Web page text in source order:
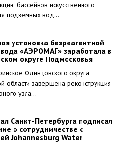
бассейнов искусственного
подземных вод...
установка безреагентной
«АЭРОМАГ» заработала в
округе Подмосковья
Одинцовского округа
области завершена реконструкция
узла...
Санкт-Петербурга подписал
о сотрудничестве с
Johannesburg Water